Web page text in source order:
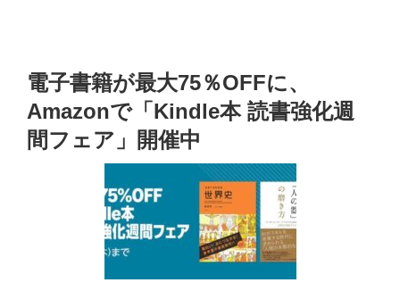
電子書籍が最大75％OFFに、
Amazonで「Kindle本 読書強化週
間フェア」開催中